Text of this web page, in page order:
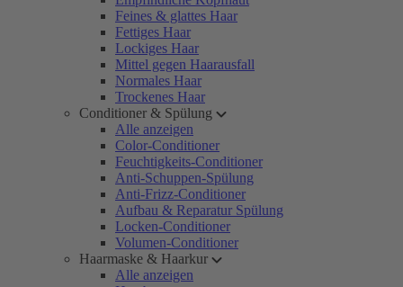
Feines & glattes Haar
Fettiges Haar
Lockiges Haar
Mittel gegen Haarausfall
Normales Haar
Trockenes Haar
Conditioner & Spülung
Alle anzeigen
Color-Conditioner
Feuchtigkeits-Conditioner
Anti-Schuppen-Spülung
Anti-Frizz-Conditioner
Aufbau & Reparatur Spülung
Locken-Conditioner
Volumen-Conditioner
Haarmaske & Haarkur
Alle anzeigen